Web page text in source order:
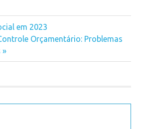
em 2023
Orçamentário: Problemas